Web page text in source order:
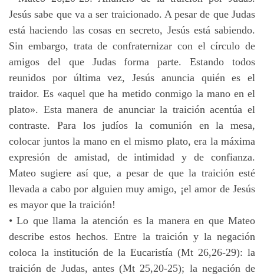
Jesús sabe que va a ser traicionado. A pesar de que Judas
está haciendo las cosas en secreto, Jesús está sabiendo.
Sin embargo, trata de confraternizar con el círculo de
amigos del que Judas forma parte. Estando todos
reunidos por última vez, Jesús anuncia quién es el
traidor. Es «aquel que ha metido conmigo la mano en el
plato». Esta manera de anunciar la traición acentúa el
contraste. Para los judíos la comunión en la mesa,
colocar juntos la mano en el mismo plato, era la máxima
expresión de amistad, de intimidad y de confianza.
Mateo sugiere así que, a pesar de que la traición esté
llevada a cabo por alguien muy amigo, ¡el amor de Jesús
es mayor que la traición!
• Lo que llama la atención es la manera en que Mateo
describe estos hechos. Entre la traición y la negación
coloca la institución de la Eucaristía (Mt 26,26-29): la
traición de Judas, antes (Mt 25,20-25); la negación de